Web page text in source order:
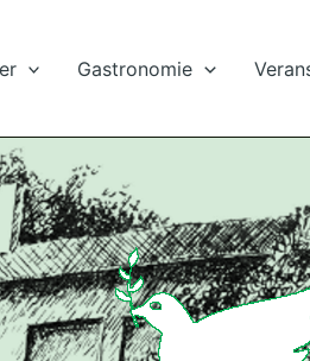
Gastronomie